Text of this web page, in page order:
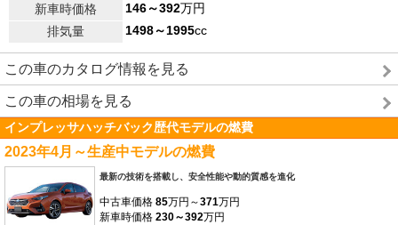
新車時価格
146～392万円
排気量
1498～1995cc
この車のカタログ情報を見る
この車の相場を見る
インプレッサハッチバック歴代モデルの燃費
2023年4月～生産中モデルの燃費
最新の技術を搭載し、安全性能や動的質感を進化
中古車価格 85万円～371万円
新車時価格 230～392万円